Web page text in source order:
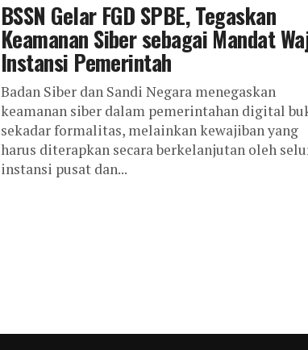
BSSN Gelar FGD SPBE, Tegaskan
Keamanan Siber sebagai Mandat
Instansi Pemerintah
Badan Siber dan Sandi Negara menegaskan
keamanan siber dalam pemerintahan digital
sekadar formalitas, melainkan kewajiban yang
harus diterapkan secara berkelanjutan oleh
instansi pusat dan...